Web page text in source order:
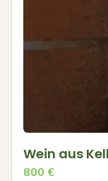
Wein aus
800 €